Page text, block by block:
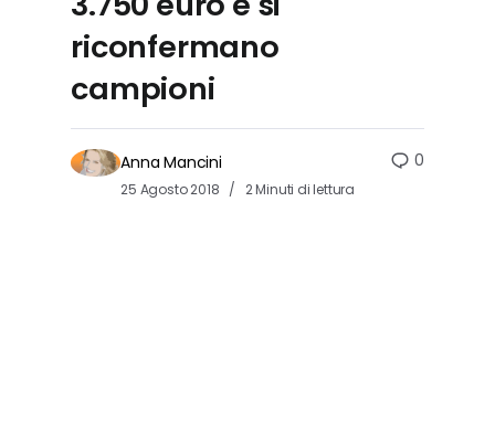
riconfermano
campioni
Anna Mancini
25 Agosto 2018 2 Minuti di lettura
0